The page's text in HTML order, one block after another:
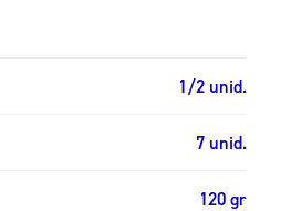
1/2 unid.
7 unid.
120 gr